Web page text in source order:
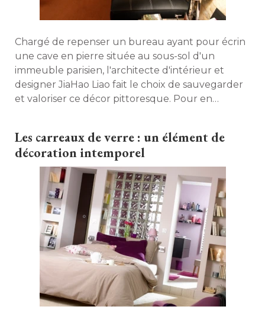
Chargé de repenser un bureau ayant pour écrin
une cave en pierre située au sous-sol d'un
immeuble parisien, l'architecte d'intérieur et
designer JiaHao Liao fait le choix de sauvegarder
et valoriser ce décor pittoresque. Pour en
espace atypique entre atmosphère studieuse,
mystérieuse et relaxation.
Les carreaux de verre : un élément de
décoration intemporel